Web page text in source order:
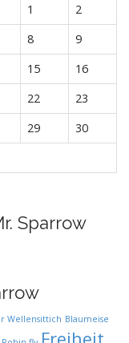
1
2
8
9
15
16
22
23
29
30
Sparrow
Wellensittich Blaumeise